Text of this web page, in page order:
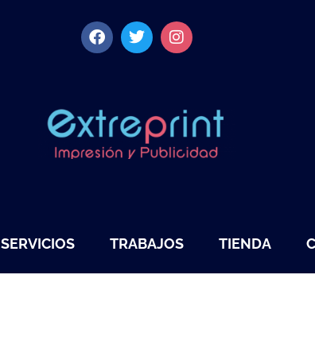
SERVICIOS TRABAJOS TIENDA